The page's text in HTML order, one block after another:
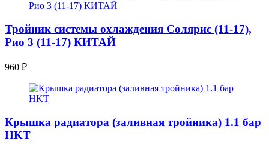
Тройник системы охлаждения Солярис (11-17),
Рио 3 (11-17) КИТАЙ
960 ₽
Крышка радиатора (заливная тройника) 1.1 бар
HKT